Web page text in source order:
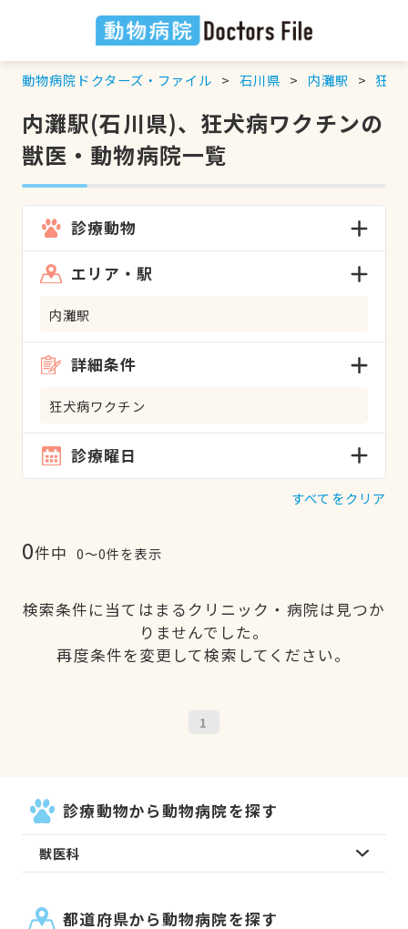
動物病院ドクターズ・ファイル 石川県 内灘駅 狂犬
内灘駅(石川県)、狂犬病ワクチンの
獣医・動物病院一覧
診療動物
エリア・駅
内灘駅
詳細条件
狂犬病ワクチン
診療曜日
すべてをクリア
0件中 0〜0件を表示
検索条件に当てはまるクリニック・病院は見つか
りませんでした。
再度条件を変更して検索してください。
1
診療動物から動物病院を探す
獣医科
都道府県から動物病院を探す